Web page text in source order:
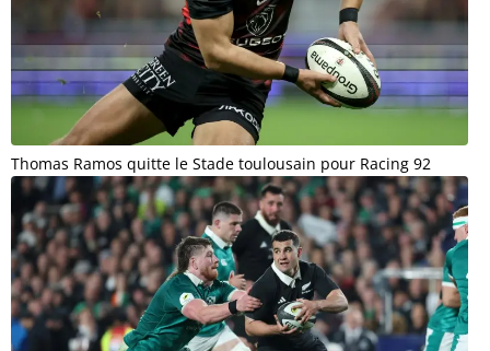
Thomas Ramos quitte le Stade toulousain pour Racing 92